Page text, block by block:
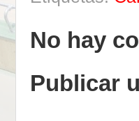
No hay
Publicar